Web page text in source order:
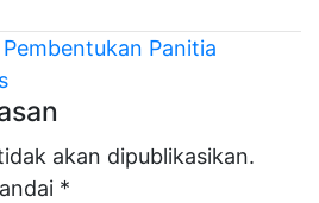
Panitia
akan dipublikasikan.
*